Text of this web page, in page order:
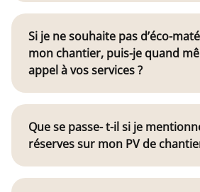
Si je ne souhaite pas d’éco-
mon chantier, puis-je quand
appel à vos services ?
Que se passe- t-il si je
réserves sur mon PV de